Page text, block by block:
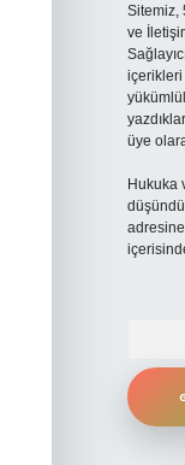
Sitemiz,
ve
içerikleri
üye
Hukuka